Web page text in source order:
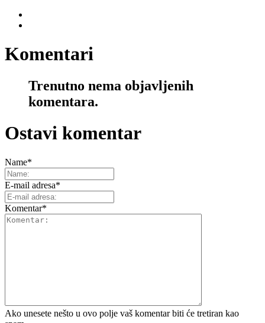
Komentari
Trenutno nema objavljenih
komentara.
Ostavi komentar
Name*
E-mail adresa*
Komentar*
Ako unesete nešto u ovo polje vaš komentar biti će tretiran kao